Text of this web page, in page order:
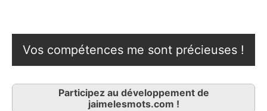
Vos compétences me sont précieuses !
Participez au développement de
jaimelesmots.com !